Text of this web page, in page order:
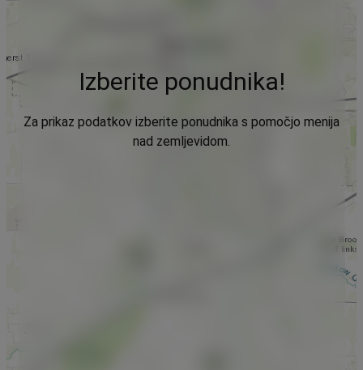
Izberite ponudnika!
Za prikaz podatkov izberite ponudnika s pomočjo menija
nad zemljevidom.